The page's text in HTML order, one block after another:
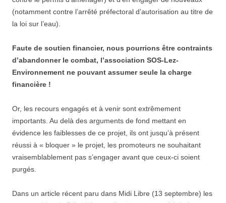
(notamment contre l’arrêté préfectoral d’autorisation au titre de
la loi sur l’eau).
Faute de soutien financier, nous pourrions être contraints
d’abandonner le combat, l’association SOS-Lez-
Environnement ne pouvant assumer seule la charge
financière !
Or, les recours engagés et à venir sont extrêmement
importants. Au delà des arguments de fond mettant en
évidence les faiblesses de ce projet, ils ont jusqu’à présent
réussi à « bloquer » le projet, les promoteurs ne souhaitant
vraisemblablement pas s’engager avant que ceux-ci soient
purgés.
Dans un article récent paru dans Midi Libre (13 septembre) les